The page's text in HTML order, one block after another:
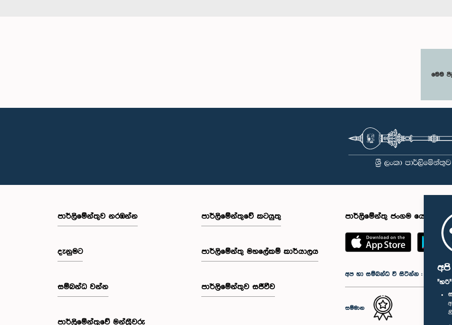
මෙම
පාර්ලි‌මේන්තුව නරඹන්න
දැනුමට
සම්බන්ධ වන්න
පාර්ලි‌මේන්තුවේ මන්ත්‍රීවරු
පාර්ලිමේන්තුවේ කටයුතු
පාර්ලිමේන්තු මහලේකම් කාර්යාලය
පාර්ලිමේන්තුව සජීවීව
පාර්ලිමේන්තු ජංගම යෙදුම
අප හා සම්බන්ධ වී සිටින්න :
සම්මාන